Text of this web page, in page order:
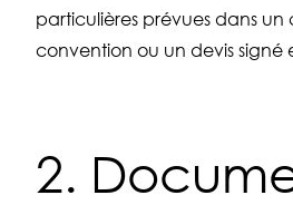
particulières prévues dans un
convention ou un devis signé
2.